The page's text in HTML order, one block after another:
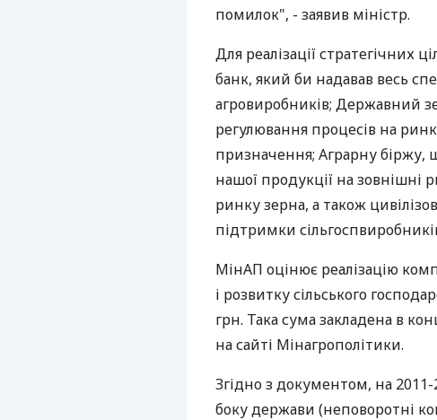
помилок", - заявив міністр.
Для реалізації стратегічних
банк, який би надавав весь
агровиробників; Державний
регулювання процесів на
призначення; Аграрну біржу,
нашої продукції на зовнішні
ринку зерна, а також
підтримки
МінАП оцінює реалізацію
і розвитку сільського
грн. Така сума закладена в
на сайті Мінагрополітики.
Згідно з документом, на
боку держави (неповоротні